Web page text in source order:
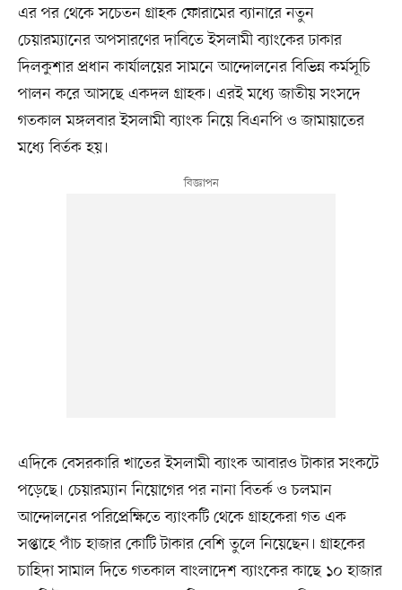
এর পর থেকে সচেতন গ্রাহক ফোরামের ব্যানারে নতুন
চেয়ারম্যানের অপসারণের দাবিতে ইসলামী ব্যাংকের ঢাকার
দিলকুশার প্রধান কার্যালয়ের সামনে আন্দোলনের বিভিন্ন কর্মসূচি
পালন করে আসছে একদল গ্রাহক। এরই মধ্যে জাতীয় সংসদে
গতকাল মঙ্গলবার ইসলামী ব্যাংক নিয়ে বিএনপি ও জামায়াতের
মধ্যে বির্তক হয়।
এদিকে বেসরকারি খাতের ইসলামী ব্যাংক আবারও টাকার সংকটে
পড়েছে। চেয়ারম্যান নিয়োগের পর নানা বিতর্ক ও চলমান
আন্দোলনের পরিপ্রেক্ষিতে ব্যাংকটি থেকে গ্রাহকেরা গত এক
সপ্তাহে পাঁচ হাজার কোটি টাকার বেশি তুলে নিয়েছেন। গ্রাহকের
চাহিদা সামাল দিতে গতকাল বাংলাদেশ ব্যাংকের কাছে ১০ হাজার